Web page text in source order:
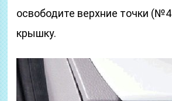
освободите верхние точки
крышку.